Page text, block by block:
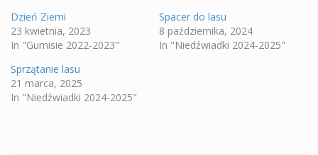
Dzień Ziemi
23 kwietnia, 2023
In "Gumisie 2022-2023"
Spacer do lasu
8 października, 2024
In "Niedźwiadki 2024-2025"
Sprzątanie lasu
21 marca, 2025
In "Niedźwiadki 2024-2025"